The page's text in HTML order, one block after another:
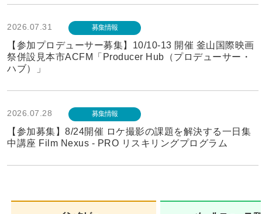
2026.07.31 募集情報
【参加プロデューサー募集】10/10-13 開催 釜山国際映画
祭併設見本市ACFM「Producer Hub（プロデューサー・
ハブ）」
2026.07.28 募集情報
【参加募集】8/24開催 ロケ撮影の課題を解決する一日集
中講座 Film Nexus - PRO リスキリングプログラム